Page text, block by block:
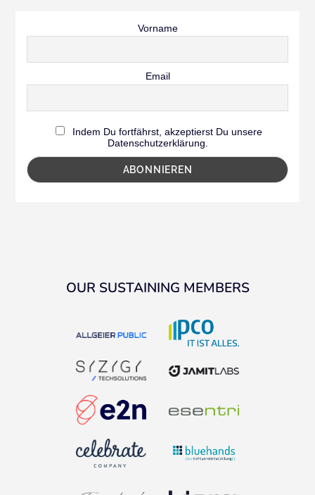
Vorname
Email
Indem Du fortfährst, akzeptierst Du unsere
Datenschutzerklärung.
OUR SUSTAINING MEMBERS